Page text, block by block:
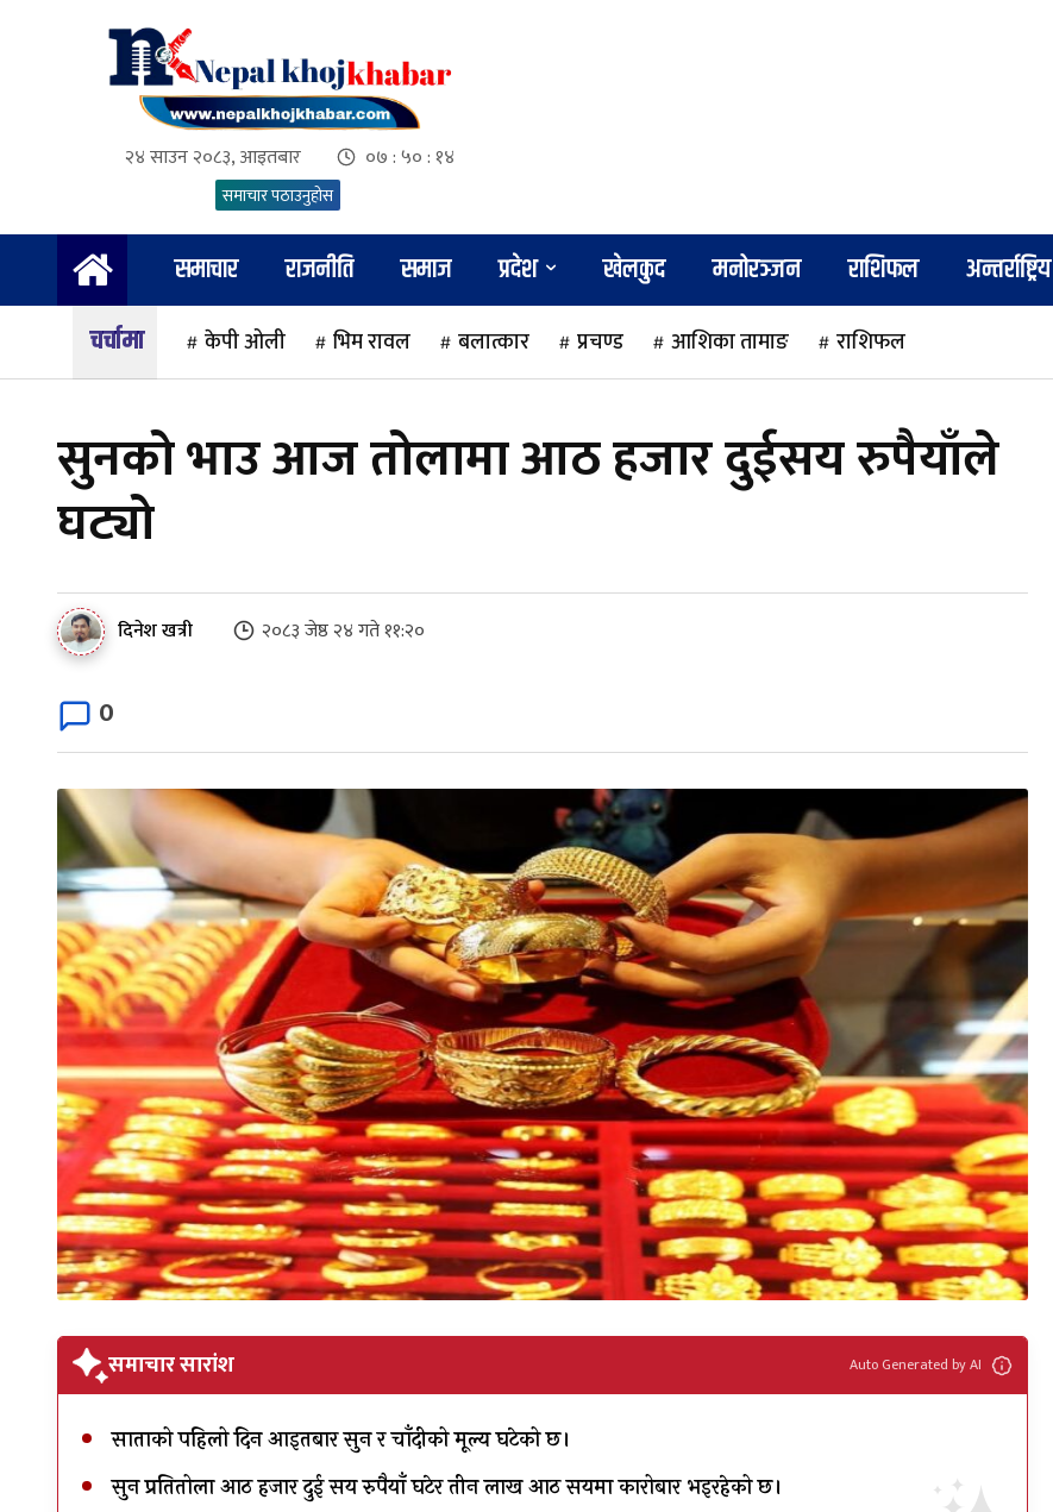
२४ साउन २०८३, आइतबार ०७ : ५० : १५
समाचार पठाउनुहोस
समाचार राजनीति समाज प्रदेश खेलकुद मनोरञ्जन राशिफल अन्तर्राष्ट्रिय
चर्चामा
केपी ओली भिम रावल बलात्कार प्रचण्ड आशिका तामाङ राशिफल
सुनको भाउ आज तोलामा आठ हजार दुईसय रुपैयाँले
घट्यो
दिनेश खत्री २०८३ जेष्ठ २४ गते ११:२०
0
समाचार सारांश Auto Generated by AI
साताको पहिलो दिन आइतबार सुन र चाँदीको मूल्य घटेको छ।
सुन प्रतितोला आठ हजार दुई सय रुपैयाँ घटेर तीन लाख आठ सयमा कारोबार भइरहेको छ।